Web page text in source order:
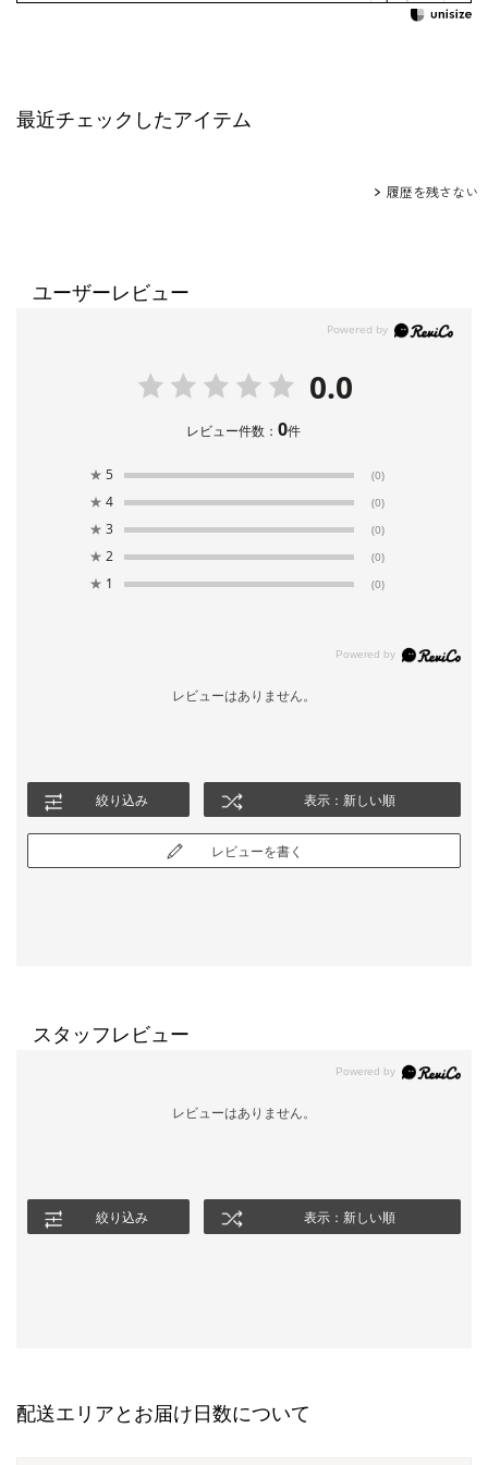
最近チェックしたアイテム
履歴を残さない
ユーザーレビュー
0.0
レビュー件数：0件
★ 5 (0)
★ 4 (0)
★ 3 (0)
★ 2 (0)
★ 1 (0)
レビューはありません。
絞り込み 表示：新しい順
レビューを書く
スタッフレビュー
レビューはありません。
絞り込み 表示：新しい順
配送エリアとお届け日数について